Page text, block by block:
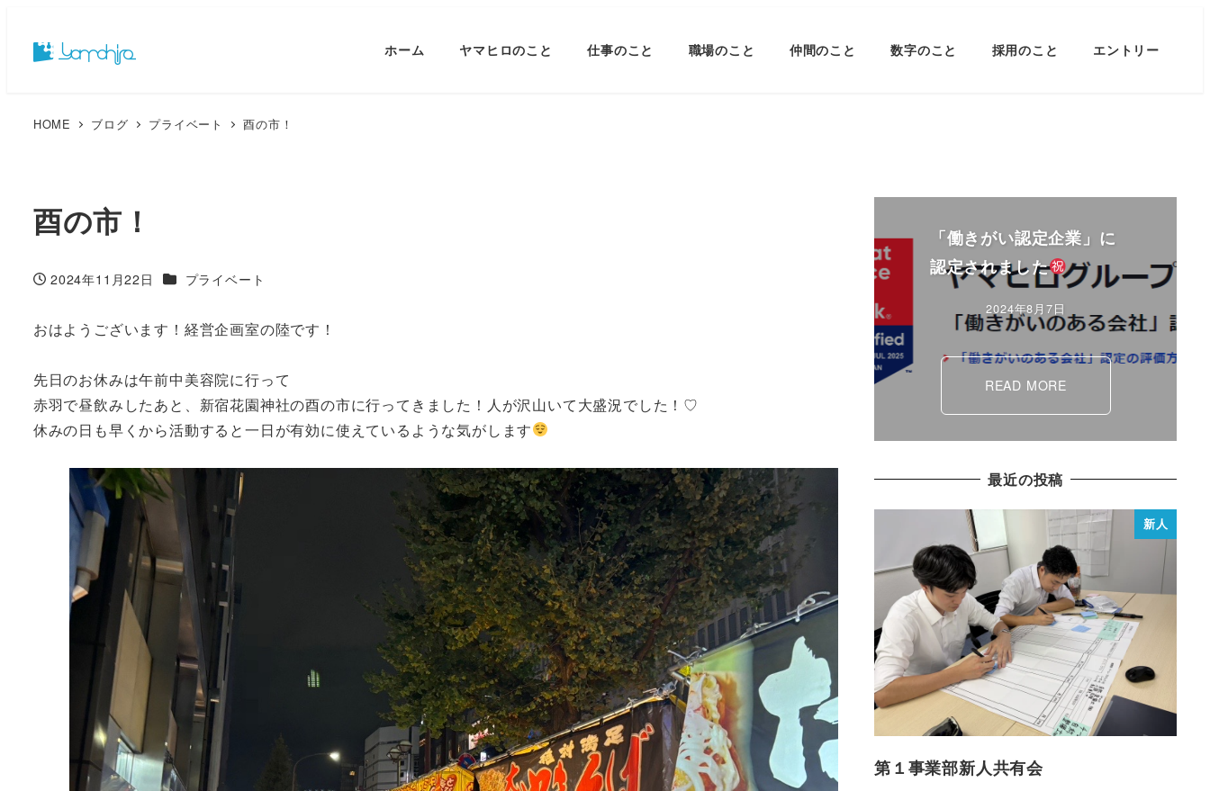
ホーム ヤマヒロのこと 仕事のこと 職場のこと 仲間のこと 数字のこと 採用のこと エントリー
HOME ブログ プライベート 酉の市！
酉の市！
投稿日
2024年11月22日 カテゴリー
プライベート
おはようございます！経営企画室の陸です！
先日のお休みは午前中美容院に行って
赤羽で昼飲みしたあと、新宿花園神社の酉の市に行ってきました！人が沢山いて大盛況でした！♡
休みの日も早くから活動すると一日が有効に使えているような気がします
「働きがい認定企業」に
認定されました
2024年8月7日
READ MORE
最近の投稿
新人
第１事業部新人共有会